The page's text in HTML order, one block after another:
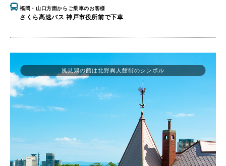
福岡・山口方面からご乗車のお客様
さくら高速バス 神戸市役所前で下車
風見鶏の館は北野異人館街のシンボル